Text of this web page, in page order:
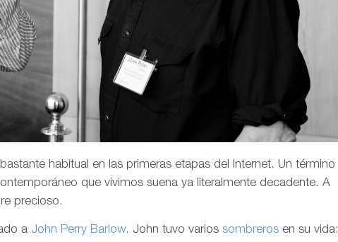
habitual en las primeras etapas del Internet. Un término
que vivimos suena ya literalmente decadente. A
precioso.
a John Perry Barlow. John tuvo varios sombreros en su vida: